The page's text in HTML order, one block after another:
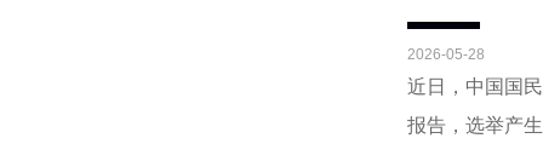
2026-05-28
近日，中国国
报告，选举产